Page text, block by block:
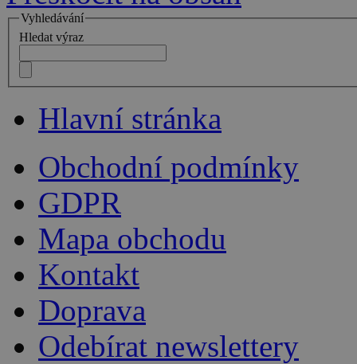
Vyhledávání
Hledat výraz
Hlavní stránka
Obchodní podmínky
GDPR
Mapa obchodu
Kontakt
Doprava
Odebírat newslettery